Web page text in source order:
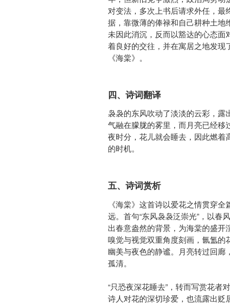
对变法，多次上书后请求外任，
据，靠微薄的俸禄和自己耕种土
未因此消沉，反而以豁达的心态
着良好的交往，并在寓居之地发
《海棠》。
四、诗词翻译
袅袅的东风吹动了淡淡的云彩，
气融在朦胧的雾里，而月亮已经
夜时分，花儿就会睡去，因此燃
的时机。
五、诗词赏析
《海棠》这首诗以爱花之情贯穿
远。首句“东风袅袅泛崇光”，以春
出春意盎然的背景，为海棠的盛开
嗅觉与视觉双重角度刻画，氤氲
幽美与夜色的静谧。月亮转过回
孤清。
“只恐夜深花睡去”，转而写赏花者
诗人对花的深切珍爱，也流露出贬